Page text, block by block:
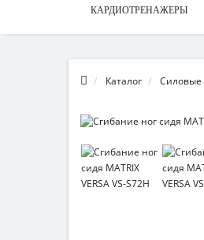
КАРДИОТРЕНАЖЕРЫ
Каталог Силовые